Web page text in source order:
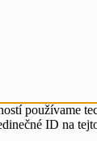
používame
ID na